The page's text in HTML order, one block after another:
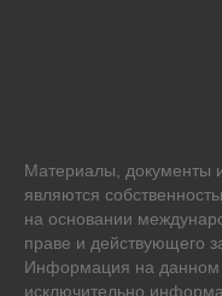
Материалы, документы
являются
на основании
праве и действующего
Информация на данном
исключительно